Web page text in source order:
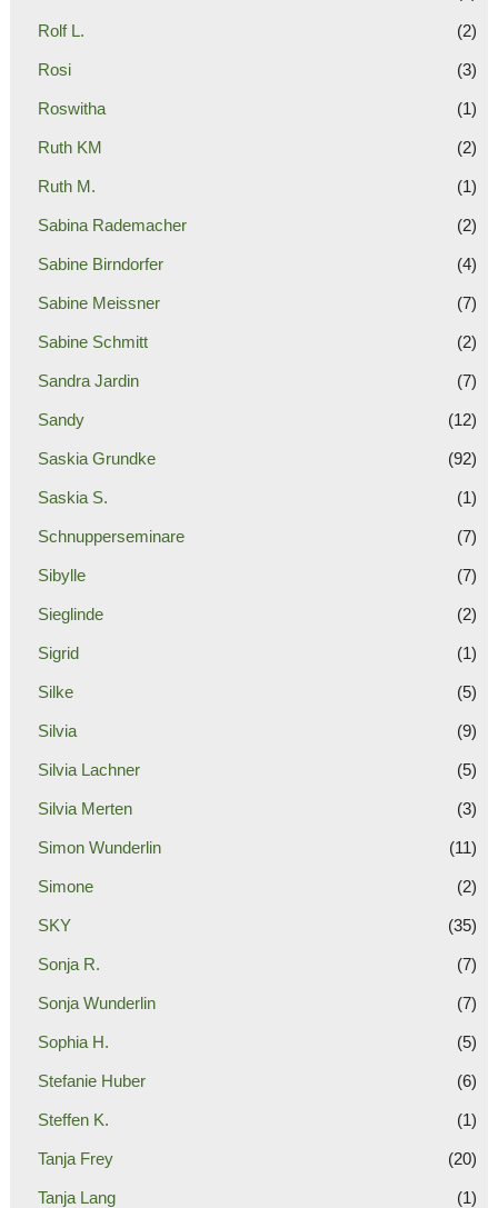
Rolf L. (2)
Rosi (3)
Roswitha (1)
Ruth KM (2)
Ruth M. (1)
Sabina Rademacher (2)
Sabine Birndorfer (4)
Sabine Meissner (7)
Sabine Schmitt (2)
Sandra Jardin (7)
Sandy (12)
Saskia Grundke (92)
Saskia S. (1)
Schnupperseminare (7)
Sibylle (7)
Sieglinde (2)
Sigrid (1)
Silke (5)
Silvia (9)
Silvia Lachner (5)
Silvia Merten (3)
Simon Wunderlin (11)
Simone (2)
SKY (35)
Sonja R. (7)
Sonja Wunderlin (7)
Sophia H. (5)
Stefanie Huber (6)
Steffen K. (1)
Tanja Frey (20)
Tanja Lang (1)